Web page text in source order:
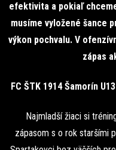
efektivita a pokiaľ
musíme vyložené šance
výkon pochvalu. V
zápas
FC ŠTK 1914 Šamorín
Najmladší žiaci si
zápasom s o rok staršími